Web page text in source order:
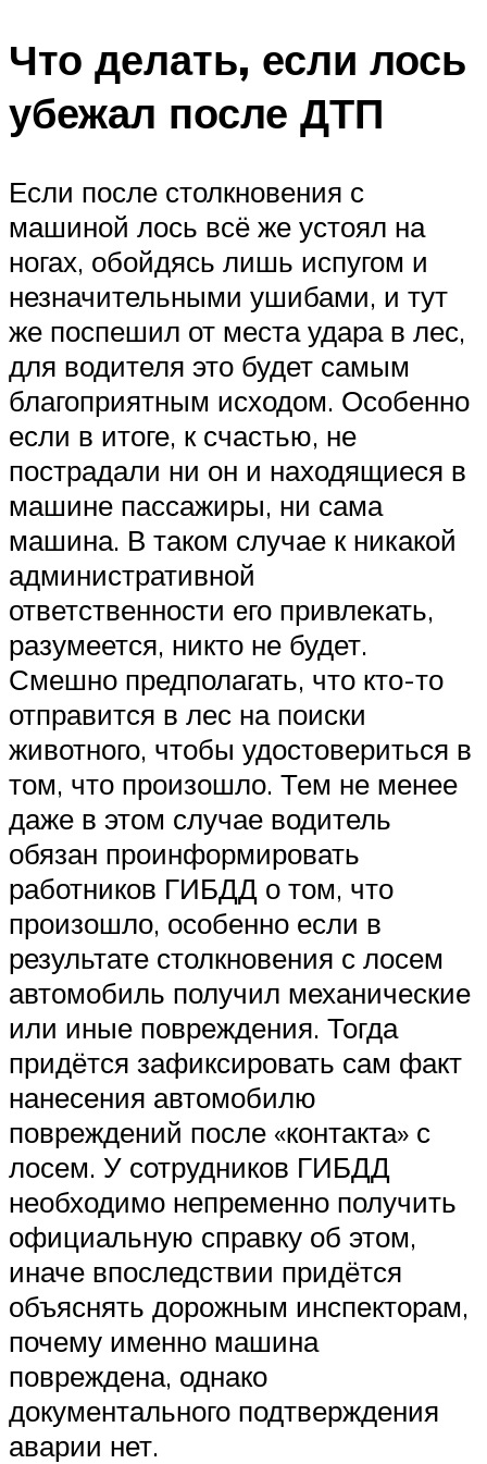
Что делать, если лось
убежал после ДТП
Если после столкновения с
машиной лось всё же устоял на
ногах, обойдясь лишь испугом и
незначительными ушибами, и тут
же поспешил от места удара в лес,
для водителя это будет самым
благоприятным исходом. Особенно
если в итоге, к счастью, не
пострадали ни он и находящиеся в
машине пассажиры, ни сама
машина. В таком случае к никакой
административной
ответственности его привлекать,
разумеется, никто не будет.
Смешно предполагать, что кто-то
отправится в лес на поиски
животного, чтобы удостовериться в
том, что произошло. Тем не менее
даже в этом случае водитель
обязан проинформировать
работников ГИБДД о том, что
произошло, особенно если в
результате столкновения с лосем
автомобиль получил механические
или иные повреждения. Тогда
придётся зафиксировать сам факт
нанесения автомобилю
повреждений после «контакта» с
лосем. У сотрудников ГИБДД
необходимо непременно получить
официальную справку об этом,
иначе впоследствии придётся
объяснять дорожным инспекторам,
почему именно машина
повреждена, однако
документального подтверждения
аварии нет.